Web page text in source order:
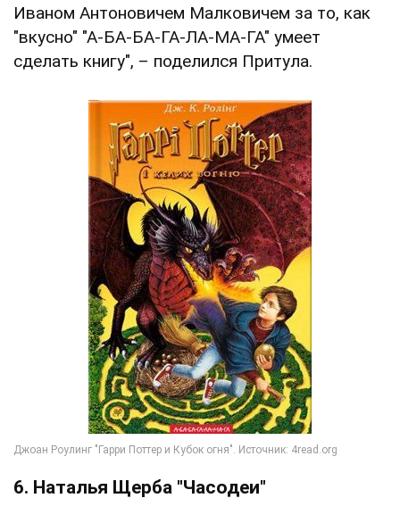
Иваном Антоновичем Малковичем за то, как
"вкусно" "А-БА-БА-ГА-ЛА-МА-ГА" умеет
сделать книгу", – поделился Притула.
6. Наталья Щерба "Часодеи"